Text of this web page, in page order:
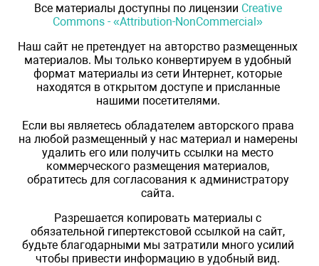
Все материалы доступны по лицензии Creative
Commons - «Attribution-NonCommercial»
Наш сайт не претендует на авторство размещенных
материалов. Мы только конвертируем в удобный
формат материалы из сети Интернет, которые
находятся в открытом доступе и присланные
нашими посетителями.
Если вы являетесь обладателем авторского права
на любой размещенный у нас материал и намерены
удалить его или получить ссылки на место
коммерческого размещения материалов,
обратитесь для согласования к администратору
сайта.
Разрешается копировать материалы с
обязательной гипертекстовой ссылкой на сайт,
будьте благодарными мы затратили много усилий
чтобы привести информацию в удобный вид.